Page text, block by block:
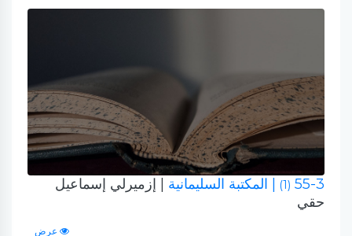
55-3
(1) | المكتبة السليمانية
| إزميرلي إسماعيل
حقي
عرض